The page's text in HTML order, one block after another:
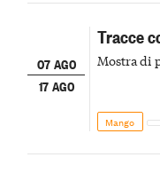
07 AGO
17 AGO
Tracce
Mostra di
Mango